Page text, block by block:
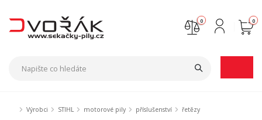
0
0
Výrobci STIHL motorové pily příslušenství
řetězy